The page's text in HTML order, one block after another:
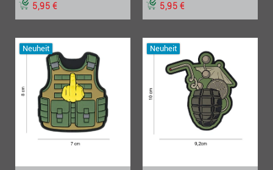
5,95 € 5,95 €
Neuheit Neuheit